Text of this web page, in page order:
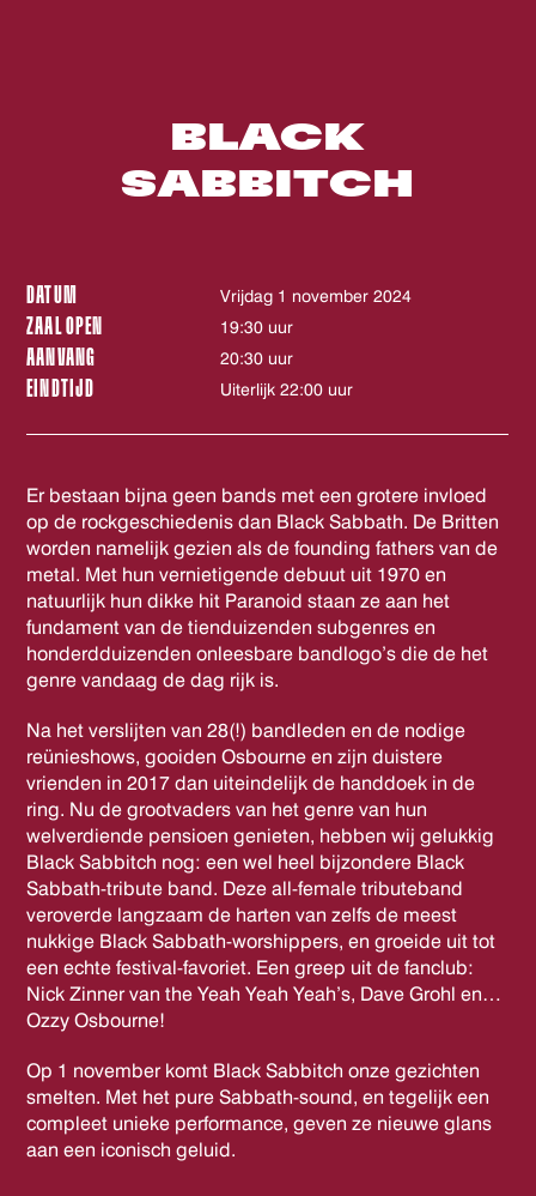
BLACK
SABBITCH
DATUM vrijdag 1 november 2024
ZAAL OPEN 19:30 uur
AANVANG 20:30 uur
EINDTIJD Uiterlijk 22:00 uur
Er bestaan bijna geen bands met een grotere invloed
op de rockgeschiedenis dan Black Sabbath. De Britten
worden namelijk gezien als de founding fathers van de
metal. Met hun vernietigende debuut uit 1970 en
natuurlijk hun dikke hit Paranoid staan ze aan het
fundament van de tienduizenden subgenres en
honderdduizenden onleesbare bandlogo’s die de het
genre vandaag de dag rijk is.
Na het verslijten van 28(!) bandleden en de nodige
reünieshows, gooiden Osbourne en zijn duistere
vrienden in 2017 dan uiteindelijk de handdoek in de
ring. Nu de grootvaders van het genre van hun
welverdiende pensioen genieten, hebben wij gelukkig
Black Sabbitch nog: een wel heel bijzondere Black
Sabbath-tribute band. Deze all-female tributeband
veroverde langzaam de harten van zelfs de meest
nukkige Black Sabbath-worshippers, en groeide uit tot
een echte festival-favoriet. Een greep uit de fanclub:
Nick Zinner van the Yeah Yeah Yeah’s, Dave Grohl en…
Ozzy Osbourne!
Op 1 november komt Black Sabbitch onze gezichten
smelten. Met het pure Sabbath-sound, en tegelijk een
compleet unieke performance, geven ze nieuwe glans
aan een iconisch geluid.